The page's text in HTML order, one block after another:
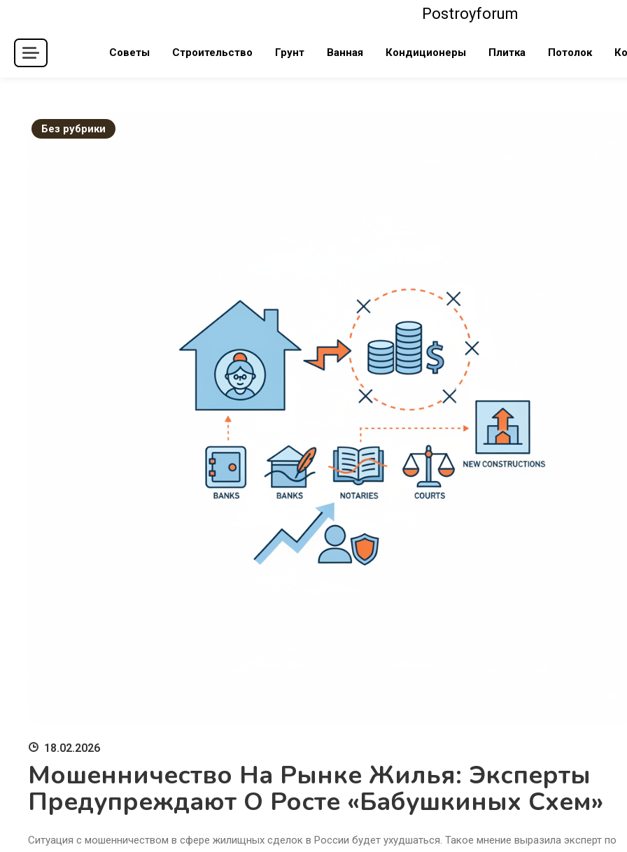
content
Postroyforum
Советы Строительство Грунт Ванная Кондиционеры Плитка Потолок
Без рубрики
18.02.2026
Мошенничество На Рынке Жилья: Эксперты
Предупреждают О Росте «бабушкиных Схем»
Ситуация с мошенничеством в сфере жилищных сделок в России будет ухудшаться. Такое мнение выразила эксперт по